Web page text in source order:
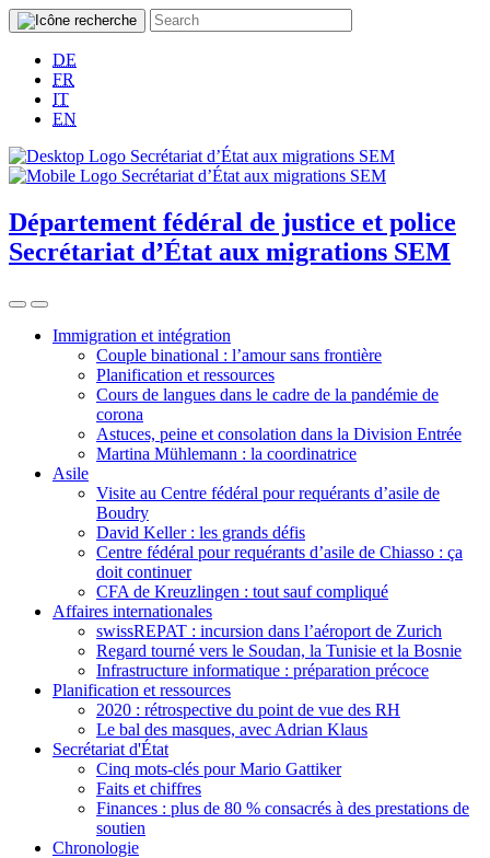
DE
FR
IT
EN
Département fédéral de justice et police
Secrétariat d’État aux migrations SEM
Immigration et intégration
Couple binational : l’amour sans frontière
Planification et ressources
Cours de langues dans le cadre de la pandémie de
corona
Astuces, peine et consolation dans la Division Entrée
Martina Mühlemann : la coordinatrice
Asile
Visite au Centre fédéral pour requérants d’asile de
Boudry
David Keller : les grands défis
Centre fédéral pour requérants d’asile de Chiasso : ça
doit continuer
CFA de Kreuzlingen : tout sauf compliqué
Affaires internationales
swissREPAT : incursion dans l’aéroport de Zurich
Regard tourné vers le Soudan, la Tunisie et la Bosnie
Infrastructure informatique : préparation précoce
Planification et ressources
2020 : rétrospective du point de vue des RH
Le bal des masques, avec Adrian Klaus
Secrétariat d'État
Cinq mots-clés pour Mario Gattiker
Faits et chiffres
Finances : plus de 80 % consacrés à des prestations de
soutien
Chronologie